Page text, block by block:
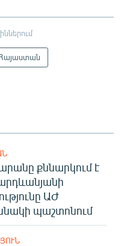
քննարկում է
ԱԺ
պաշտոնում